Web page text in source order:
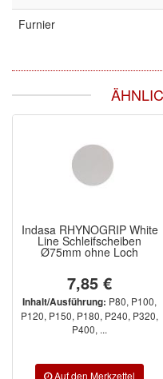
Furnier
Indasa RHYNOGRIP White
Line Schleifscheiben
Ø75mm ohne Loch
7,85 €
Inhalt/Ausführung: P80, P100,
P120, P150, P180, P240, P320,
P400, ...